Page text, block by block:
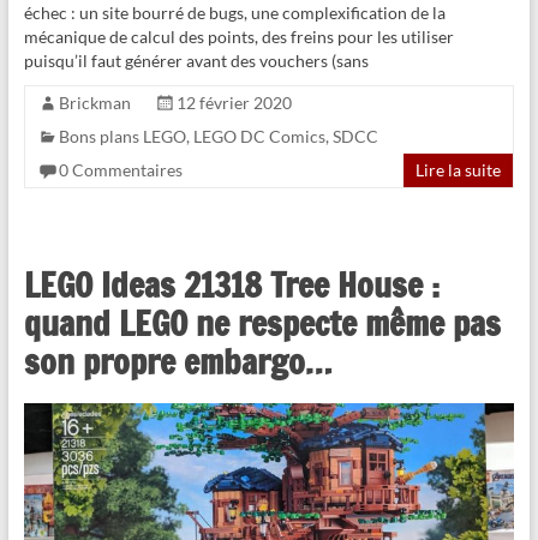
échec : un site bourré de bugs, une complexification de la
mécanique de calcul des points, des freins pour les utiliser
puisqu’il faut générer avant des vouchers (sans
Brickman
12 février 2020
Bons plans LEGO, LEGO DC Comics, SDCC
0 Commentaires
Lire la suite
LEGO Ideas 21318 Tree House :
quand LEGO ne respecte même pas
son propre embargo…